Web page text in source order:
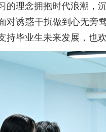
的理念拥抱时代浪潮，
对诱惑干扰做到心无旁
持毕业生未来发展，也